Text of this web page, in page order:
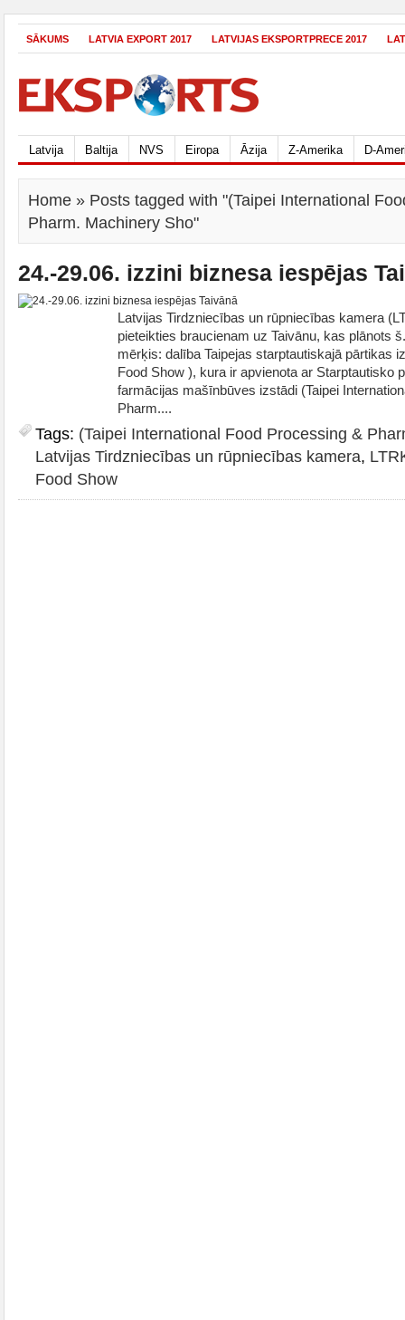
SĀKUMS LATVIA EXPORT 2017 LATVIJAS EKSPORTPRECE 2017
Latvija Baltija NVS Eiropa Āzija Z-Amerika D-
Home » Posts tagged with "(Taipei International
Pharm. Machinery Sho"
24.-29.06. izzini biznesa iespējas
Latvijas Tirdzniecības un rūpniecības kamera
pieteikties braucienam uz Taivānu, kas plānots
mērķis: dalība Taipejas starptautiskajā pārtikas
Food Show ), kura ir apvienota ar Starptautisko
farmācijas mašīnbūves izstādi (Taipei
Pharm....
Tags: (Taipei International Food Processing &
Latvijas Tirdzniecības un rūpniecības kamera,
Food Show